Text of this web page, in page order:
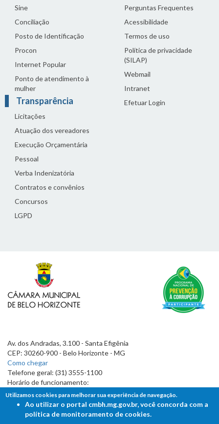
Sine
Conciliação
Posto de Identificação
Procon
Internet Popular
Ponto de atendimento à
mulher
Transparência
Licitações
Atuação dos vereadores
Execução Orçamentária
Pessoal
Verba Indenizatória
Contratos e convênios
Concursos
LGPD
Perguntas Frequentes
Acessibilidade
Termos de uso
Política de privacidade
(SILAP)
Webmail
Intranet
Efetuar Login
Av. dos Andradas, 3.100 - Santa Efigênia
CEP: 30260-900 - Belo Horizonte - MG
Como chegar
Telefone geral: (31) 3555-1100
Horário de funcionamento:
7h às 19h
Utilizamos cookies para melhorar sua experiência de navegação.
Ao utilizar o portal cmbh.mg.gov.br, você concorda com a
política de monitoramento de cookies.